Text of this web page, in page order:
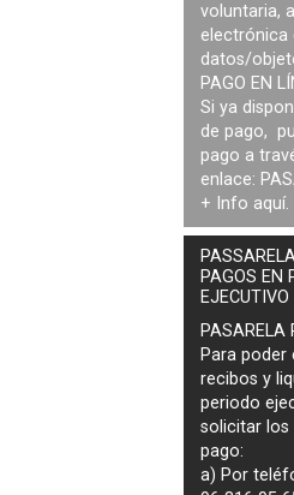
voluntaria,
electrónica
datos/
PAGO EN
Si ya
de pago,
pago a
enlace:
+ Info aquí.
PAGOS EN
EJECUTIVO
PASARELA
Para
recibos y
periodo
solicitar
pago:
a) Por